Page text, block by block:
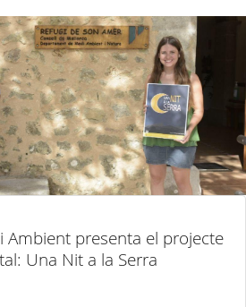
Ambient presenta el projecte
Una Nit a la Serra